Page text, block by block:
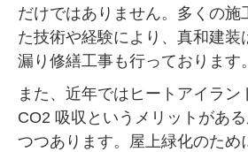
だけではありません。多くの施
た技術や経験により、真和建装
漏り修繕工事も行っております。
また、近年ではヒートアイラン
CO2 吸収というメリットがあ
つつあります。屋上緑化のため